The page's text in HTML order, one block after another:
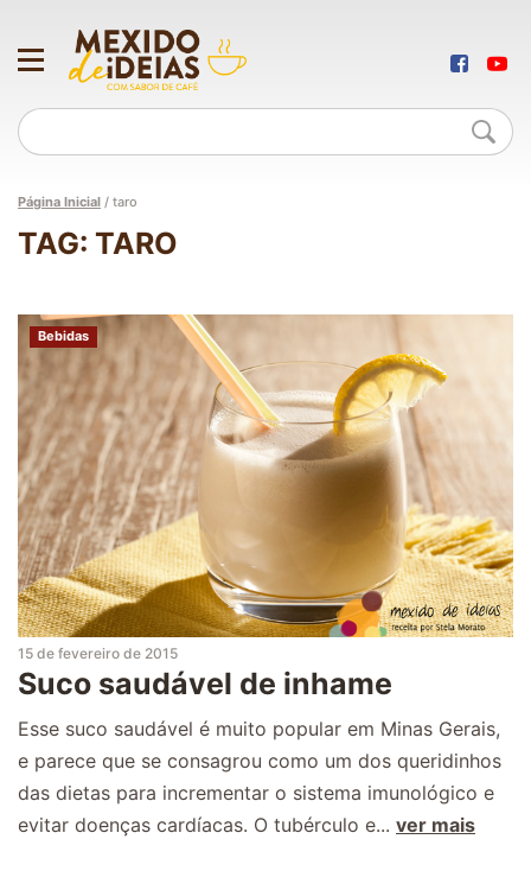
Página Inicial / taro
TAG: TARO
Bebidas
15 de fevereiro de 2015
Suco saudável de inhame
Esse suco saudável é muito popular em Minas Gerais,
e parece que se consagrou como um dos queridinhos
das dietas para incrementar o sistema imunológico e
evitar doenças cardíacas. O tubérculo e... ver mais